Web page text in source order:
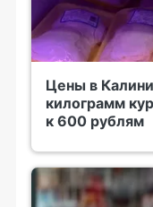
Цены в
килограмм
к 600 рублям